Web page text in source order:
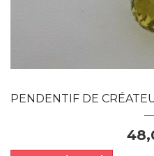
PENDENTIF DE